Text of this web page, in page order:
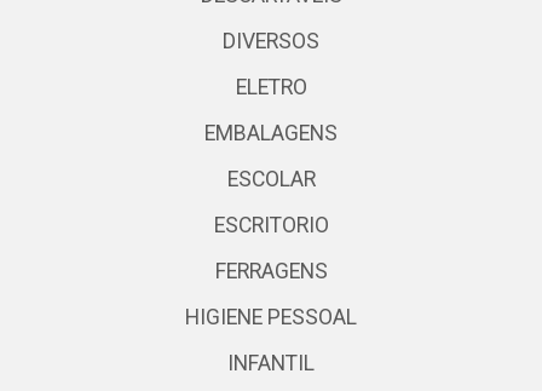
DIVERSOS
ELETRO
EMBALAGENS
ESCOLAR
ESCRITORIO
FERRAGENS
HIGIENE PESSOAL
INFANTIL